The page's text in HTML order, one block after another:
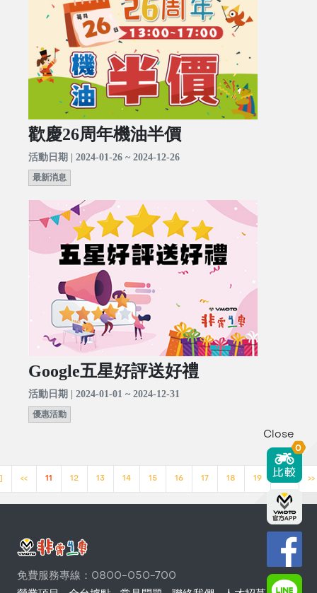
歡慶26周年機油半價
活動日期 | 2024-01-26 ~ 2024-12-26
最新消息
Google五星好評送好禮
活動日期 | 2024-01-01 ~ 2024-12-31
優惠活動
<< 11 12 13 14 15 16 17 18 19 20 >>
免費服務專線：0800-050-700
Close
0